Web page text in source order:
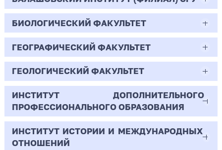
44.03.02
Психолого-педагогическое образование
Очная | Бакалавр
Всего бюджетных мест - 10
Бюджет/
Общие места
Профиль: Практическая
психология образования
БИОЛОГИЧЕСКИЙ ФАКУЛЬТЕТ
06.03.01
Биология
Очная | Бакалавр
Всего бюджетных мест - 50
Бюджет/Общие места
ГЕОГРАФИЧЕСКИЙ ФАКУЛЬТЕТ
05.03.02
География
Очная | Бакалавр
Всего бюджетных мест - 15
ГЕОЛОГИЧЕСКИЙ ФАКУЛЬТЕТ
05.03.01
Геология
Очная | Бакалавр
ИНСТИТУТ ДОПОЛНИТЕЛЬНОГО
ПРОФЕССИОНАЛЬНОГО ОБРАЗОВАНИЯ
38.03.02
ИНСТИТУТ ИСТОРИИ И МЕЖДУНАРОДНЫХ
ОТНОШЕНИЙ